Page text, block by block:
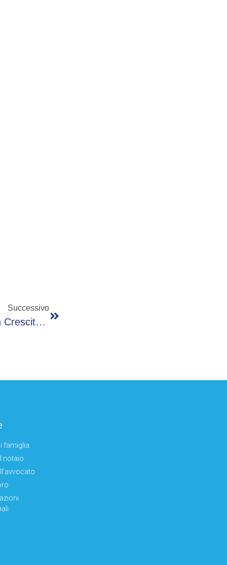
Successivo
Ismea: Bilancio 2025, Ente Solido E Utile In Crescita, Approvati Nuovi Criteri Banca Nazionale Delle Terre Agricole
famiglia
notaio